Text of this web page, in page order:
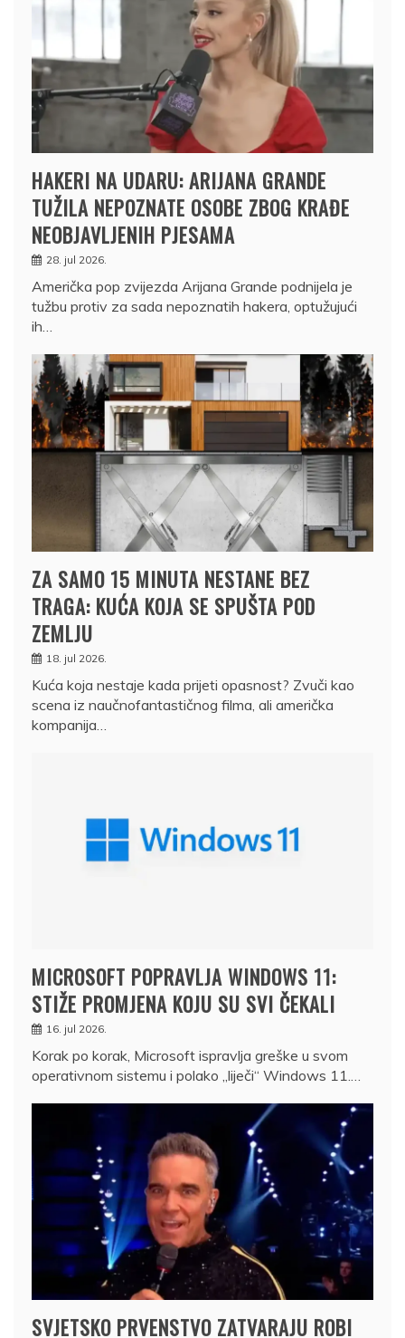
HAKERI NA UDARU: ARIJANA GRANDE
TUŽILA NEPOZNATE OSOBE ZBOG KRAĐE
NEOBJAVLJENIH PJESAMA
28. jul 2026.
Američka pop zvijezda Arijana Grande podnijela je
tužbu protiv za sada nepoznatih hakera, optužujući
ih…
ZA SAMO 15 MINUTA NESTANE BEZ
TRAGA: KUĆA KOJA SE SPUŠTA POD
ZEMLJU
18. jul 2026.
Kuća koja nestaje kada prijeti opasnost? Zvuči kao
scena iz naučnofantastičnog filma, ali američka
kompanija…
MICROSOFT POPRAVLJA WINDOWS 11:
STIŽE PROMJENA KOJU SU SVI ČEKALI
16. jul 2026.
Korak po korak, Microsoft ispravlja greške u svom
operativnom sistemu i polako „liječi“ Windows 11.…
SVJETSKO PRVENSTVO ZATVARAJU ROBI